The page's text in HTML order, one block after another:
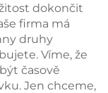
dokončit
firma má
druhy
Víme, že
časově
Jen chceme,